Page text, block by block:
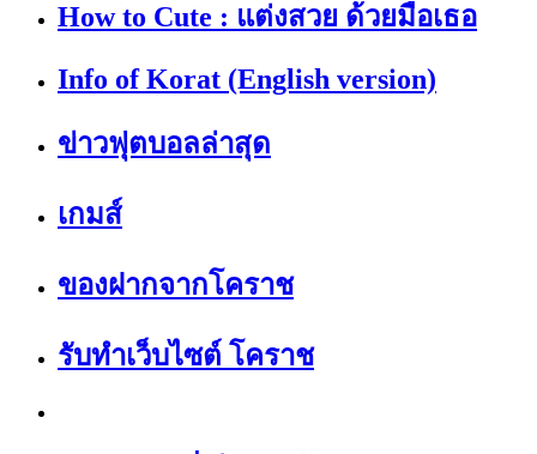
How to Cute : แต่งสวย ด้วยมือเธอ
Info of Korat (English version)
ข่าวฟุตบอลล่าสุด
เกมส์
ของฝากจากโคราช
รับทำเว็บไซต์ โคราช